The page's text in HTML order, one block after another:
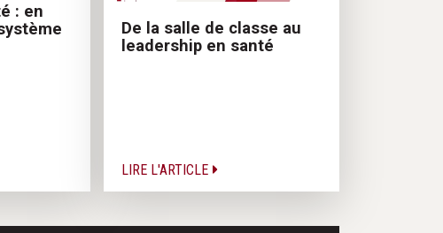
: en
De la salle de classe au
leadership en santé
LIRE L'ARTICLE